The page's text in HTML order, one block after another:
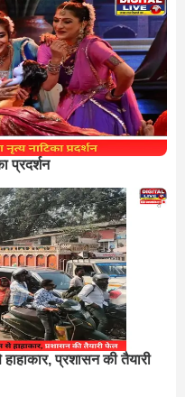
प्रदर्शन
प्रशासन की तैयारी